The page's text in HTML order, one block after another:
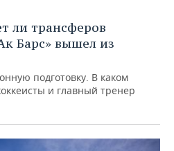
ли трансферов
Барс» вышел из
подготовку. В каком
и главный тренер